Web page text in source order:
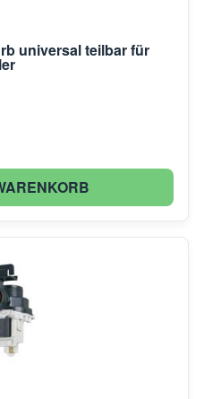
universal teilbar für